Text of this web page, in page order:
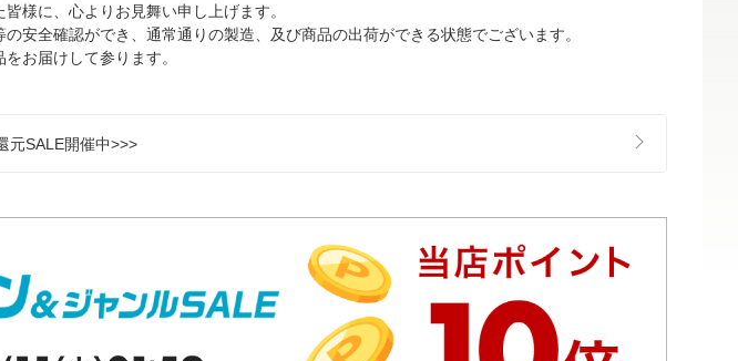
様に、心よりお見舞い申し上げます。
安全確認ができ、通常通りの製造、及び商品の出荷ができる状態でございます。
お届けして参ります。
元SALE開催中>>>